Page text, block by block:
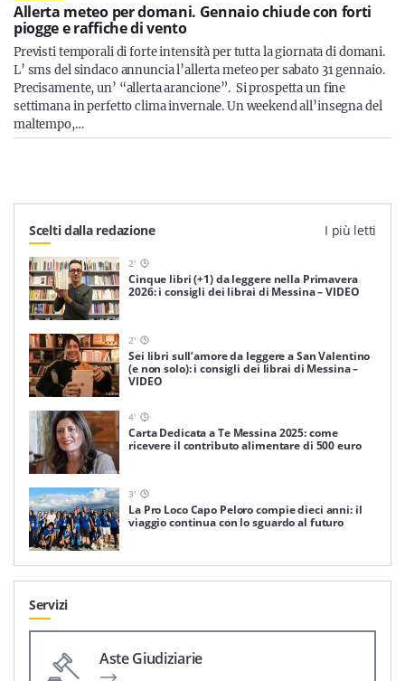
Allerta meteo per domani. Gennaio chiude con forti
piogge e raffiche di vento
Previsti temporali di forte intensità per tutta la giornata di domani.
L’ sms del sindaco annuncia l’allerta meteo per sabato 31 gennaio.
Precisamente, un’ “allerta arancione”. Si prospetta un fine
settimana in perfetto clima invernale. Un weekend all’insegna del
maltempo,…
Scelti dalla redazione I più letti
2'
Cinque libri (+1) da leggere nella Primavera
2026: i consigli dei librai di Messina – VIDEO
2'
Sei libri sull’amore da leggere a San Valentino
(e non solo): i consigli dei librai di Messina –
VIDEO
4'
Carta Dedicata a Te Messina 2025: come
ricevere il contributo alimentare di 500 euro
3'
La Pro Loco Capo Peloro compie dieci anni: il
viaggio continua con lo sguardo al futuro
Servizi
Aste Giudiziarie